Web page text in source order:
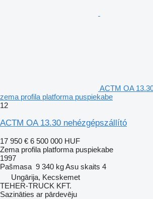
ACTM OA
zema profila platforma puspiekabe
12
ACTM OA 13.30 nehézgépszállító
17 950 € 6 500 000 HUF
Zema profila platforma puspiekabe
1997
Pašmasa 9 340 kgAsu skaits 4
Ungārija, Kecskemet
TEHER-TRUCK KFT.
Sazināties ar pārdevēju